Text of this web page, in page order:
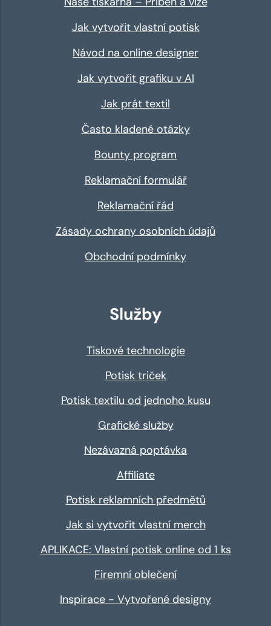
Jak vytvořit vlastní potisk
Návod na online designer
Jak vytvořit grafiku v AI
Jak prát textil
Často kladené otázky
Bounty program
Reklamační formulář
Reklamační řád
Zásady ochrany osobních údajů
Obchodní podmínky
Služby
Tiskové technologie
Potisk triček
Potisk textilu od jednoho kusu
Grafické služby
Nezávazná poptávka
Affiliate
Potisk reklamních předmětů
Jak si vytvořit vlastní merch
APLIKACE: Vlastní potisk online od 1 ks
Firemní oblečení
Inspirace - Vytvořené designy